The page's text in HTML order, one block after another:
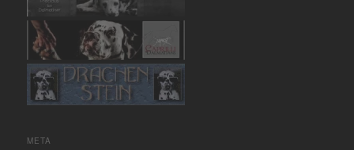
META